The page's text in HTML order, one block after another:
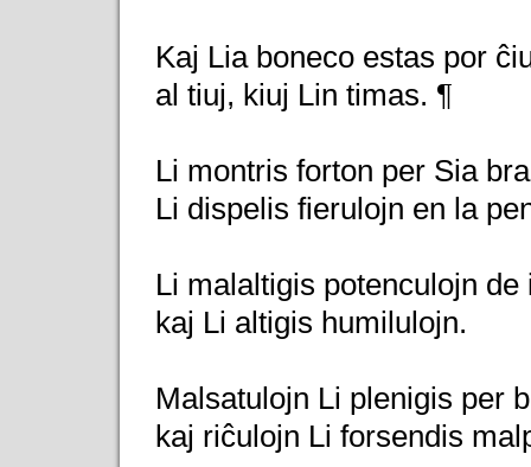
Kaj Lia boneco estas por
al tiuj, kiuj Lin timas. ¶
Li montris forton per Sia
Li dispelis fierulojn en la
Li malaltigis potenculojn de
kaj Li altigis humilulojn.
Malsatulojn Li plenigis per
kaj riĉulojn Li forsendis